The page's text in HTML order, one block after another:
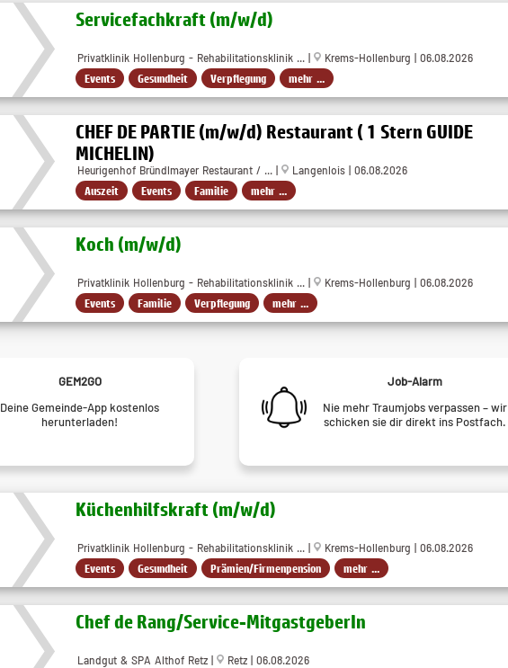
Servicefachkraft (m/w/d)
Privatklinik Hollenburg - Rehabilitationsklinik ... | Krems-Hollenburg | 06.08.2026
Events Gesundheit Verpflegung mehr ...
CHEF DE PARTIE (m/w/d) Restaurant ( 1 Stern GUIDE
MICHELIN)
Heurigenhof Bründlmayer Restaurant / ... | Langenlois | 06.08.2026
Auszeit Events Familie mehr ...
Koch (m/w/d)
Privatklinik Hollenburg - Rehabilitationsklinik ... | Krems-Hollenburg | 06.08.2026
Events Familie Verpflegung mehr ...
GEM2GO
Deine Gemeinde-App kostenlos
herunterladen!
Job-Alarm
Nie mehr Traumjobs verpassen – wir
schicken sie dir direkt ins Postfach.
Küchenhilfskraft (m/w/d)
Privatklinik Hollenburg - Rehabilitationsklinik ... | Krems-Hollenburg | 06.08.2026
Events Gesundheit Prämien/Firmenpension mehr ...
Chef de Rang/Service-MitgastgeberIn
Landgut & SPA Althof Retz | Retz | 06.08.2026